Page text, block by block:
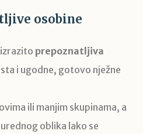
osobine
prepoznatljiva
i ugodne, gotovo nježne
ili manjim skupinama, a
oblika lako se